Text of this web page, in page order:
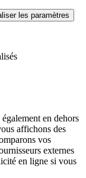
les paramètres
en dehors
affichons des
vos
externes
en ligne si vous